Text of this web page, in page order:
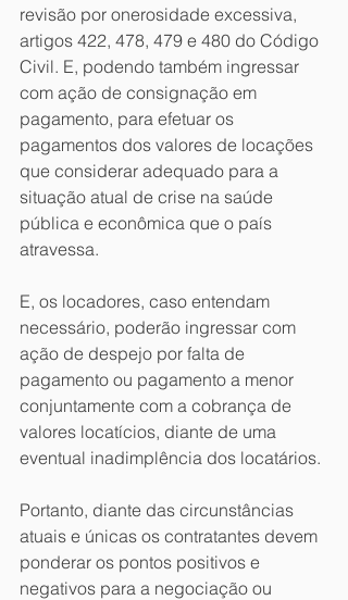
revisão por onerosidade excessiva,
artigos 422, 478, 479 e 480 do Código
Civil. E, podendo também ingressar
com ação de consignação em
pagamento, para efetuar os
pagamentos dos valores de locações
que considerar adequado para a
situação atual de crise na saúde
pública e econômica que o país
atravessa.
E, os locadores, caso entendam
necessário, poderão ingressar com
ação de despejo por falta de
pagamento ou pagamento a menor
conjuntamente com a cobrança de
valores locatícios, diante de uma
eventual inadimplência dos locatários.
Portanto, diante das circunstâncias
atuais e únicas os contratantes devem
ponderar os pontos positivos e
negativos para a negociação ou